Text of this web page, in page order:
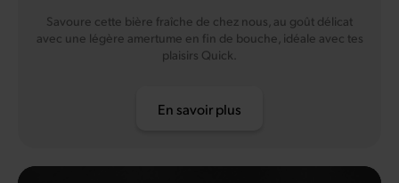
Savoure cette bière fraîche de chez nous, au goût délicat
avec une légère amertume en fin de bouche, idéale avec tes
plaisirs Quick.
En savoir plus